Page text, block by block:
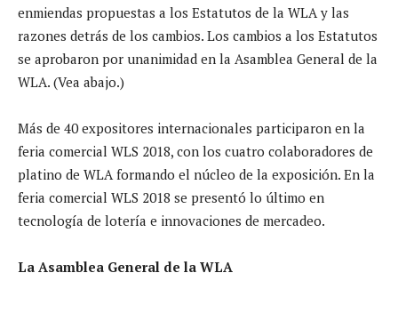
enmiendas propuestas a los Estatutos de la WLA y las
razones detrás de los cambios. Los cambios a los Estatutos
se aprobaron por unanimidad en la Asamblea General de la
WLA. (Vea abajo.)
Más de 40 expositores internacionales participaron en la
feria comercial WLS 2018, con los cuatro colaboradores de
platino de WLA formando el núcleo de la exposición. En la
feria comercial WLS 2018 se presentó lo último en
tecnología de lotería e innovaciones de mercadeo.
La Asamblea General de la WLA